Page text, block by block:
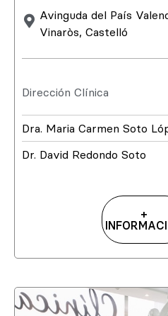
Avinguda del País
Vinaròs, Castelló
Dirección Clínica
Dra. Maria Carmen Soto
Dr. David Redondo Soto
+